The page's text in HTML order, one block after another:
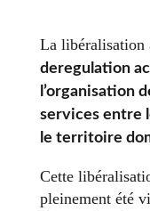
La libéralisation
deregulation
l’organisation
services entre
le territoire
Cette
pleinement été